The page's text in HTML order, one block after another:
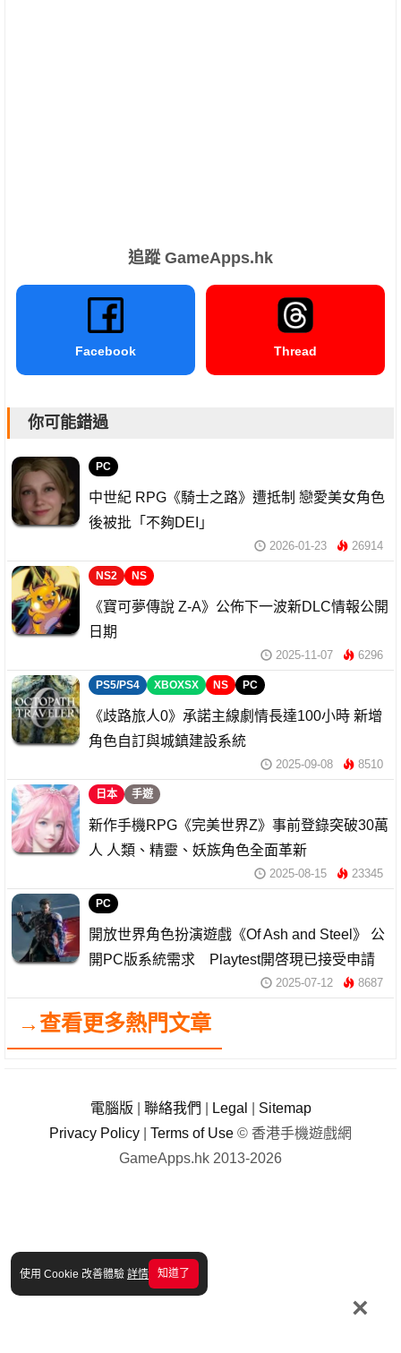
使用 Cookie 改善體驗 詳情 知道了
×
追蹤 GameApps.hk
Facebook Thread
你可能錯過
PC
中世紀 RPG《騎士之路》遭抵制 戀愛美女角色
後被批「不夠DEI」
2026-01-23 26914
NS2 NS
《寶可夢傳說 Z-A》公佈下一波新DLC情報公開
日期
2025-11-07 6296
PS5/PS4 XBOXSX NS PC
《歧路旅人0》承諾主線劇情長達100小時 新增
角色自訂與城鎮建設系統
2025-09-08 8510
日本 手遊
新作手機RPG《完美世界Z》事前登錄突破30萬
人 人類、精靈、妖族角色全面革新
2025-08-15 23345
PC
開放世界角色扮演遊戲《Of Ash and Steel》 公
開PC版系統需求 Playtest開啓現已接受申請
2025-07-12 8687
→查看更多熱門文章
電腦版 聯絡我們 Legal
Sitemap
Privacy Policy
Terms of Use © 香港手機遊戲網
GameApps.hk 2013-2026